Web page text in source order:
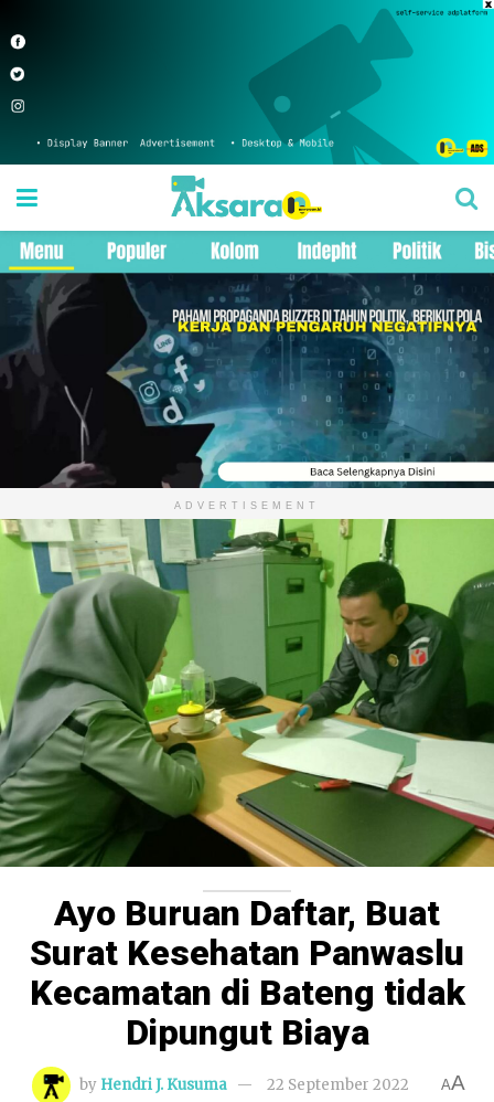
ADVERTISEMENT
Ayo Buruan Daftar, Buat
Surat Kesehatan Panwaslu
Kecamatan di Bateng tidak
Dipungut Biaya
by Hendri J. Kusuma 22 September 2022 AA